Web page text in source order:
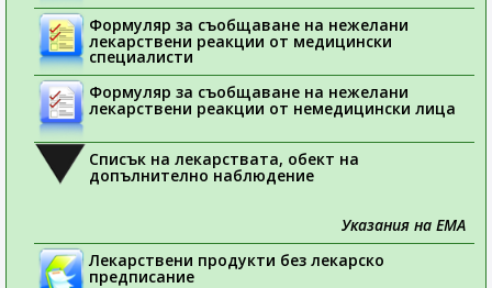
Формуляр за съобщаване на нежелани
лекарствени реакции от медицински
специалисти
Формуляр за съобщаване на нежелани
лекарствени реакции от немедицински лица
Списък на лекарствата, обект на
допълнително наблюдение
Указания на ЕМА
Лекарствени продукти без лекарско
предписание